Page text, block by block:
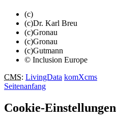
(c)
(c)Dr. Karl Breu
(c)Gronau
(c)Gronau
(c)Gutmann
© Inclusion Europe
CMS: LivingData komXcms
Seitenanfang
Cookie-Einstellungen